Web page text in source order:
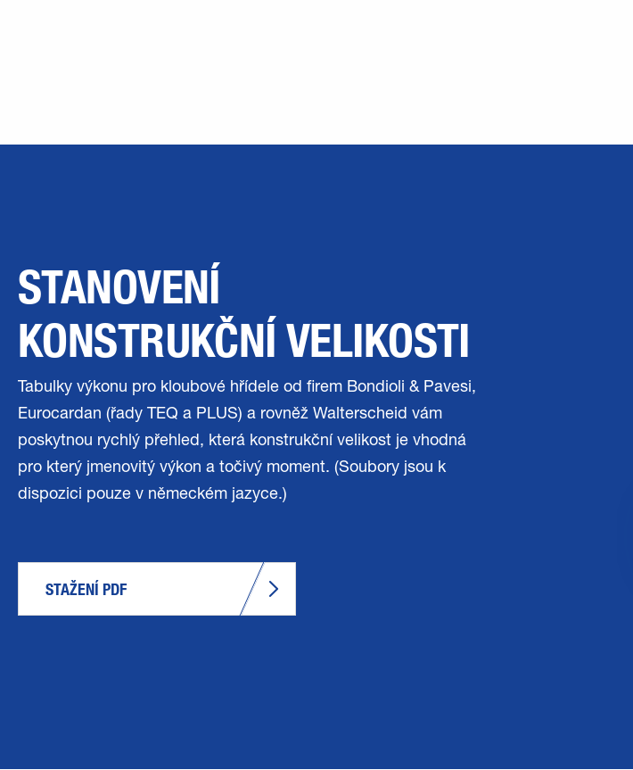
STANOVENÍ
KONSTRUKČNÍ VELIKOSTI
Tabulky výkonu pro kloubové hřídele od firem Bondioli & Pavesi,
Eurocardan (řady TEQ a PLUS) a rovněž Walterscheid vám
poskytnou rychlý přehled, která konstrukční velikost je vhodná
pro který jmenovitý výkon a točivý moment. (Soubory jsou k
dispozici pouze v německém jazyce.)
STAŽENÍ PDF